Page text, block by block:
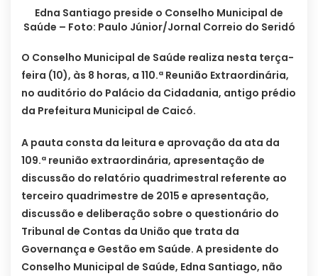
Edna Santiago preside o Conselho Municipal de
Saúde – Foto: Paulo Júnior/Jornal Correio do Seridó
O Conselho Municipal de Saúde realiza nesta terça-
feira (10), às 8 horas, a 110.ª Reunião Extraordinária,
no auditório do Palácio da Cidadania, antigo prédio
da Prefeitura Municipal de Caicó.
A pauta consta da leitura e aprovação da ata da
109.ª reunião extraordinária, apresentação de
discussão do relatório quadrimestral referente ao
terceiro quadrimestre de 2015 e apresentação,
discussão e deliberação sobre o questionário do
Tribunal de Contas da União que trata da
Governança e Gestão em Saúde. A presidente do
Conselho Municipal de Saúde, Edna Santiago, não